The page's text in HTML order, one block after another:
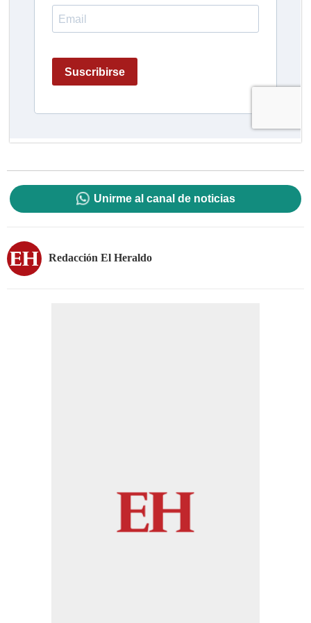
Unirme al canal de noticias
Redacción El Heraldo